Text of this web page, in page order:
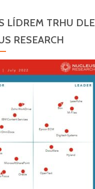
LÍDREM TRHU DLE
RESEARCH